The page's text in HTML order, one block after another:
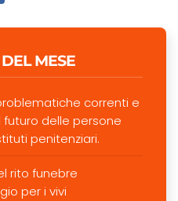
MESE
problematiche correnti e
delle persone
penitenziari.
rito funebre
per i vivi